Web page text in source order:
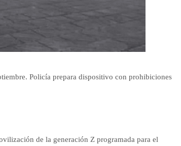
Policía prepara dispositivo con prohibiciones
de la generación Z programada para el